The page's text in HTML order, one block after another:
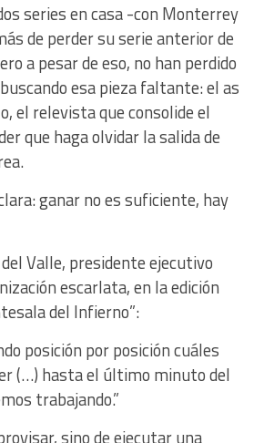
series en casa -con Monterrey
de perder su serie anterior de
a pesar de eso, no han perdido
esa pieza faltante: el as
el relevista que consolide el
que haga olvidar la salida de
ganar no es suficiente, hay
Valle, presidente ejecutivo
escarlata, en la edición
del Infierno”:
posición por posición cuáles
(…) hasta el último minuto del
trabajando.”
sino de ejecutar una